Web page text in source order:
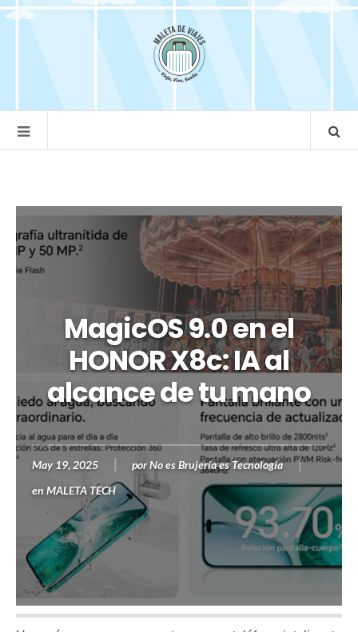
MagicOS 9.0 en el
HONOR X8c: IA al
alcance de tu mano
May 19, 2025 porNo es Brujería es Tecnología
en MALETA TECH